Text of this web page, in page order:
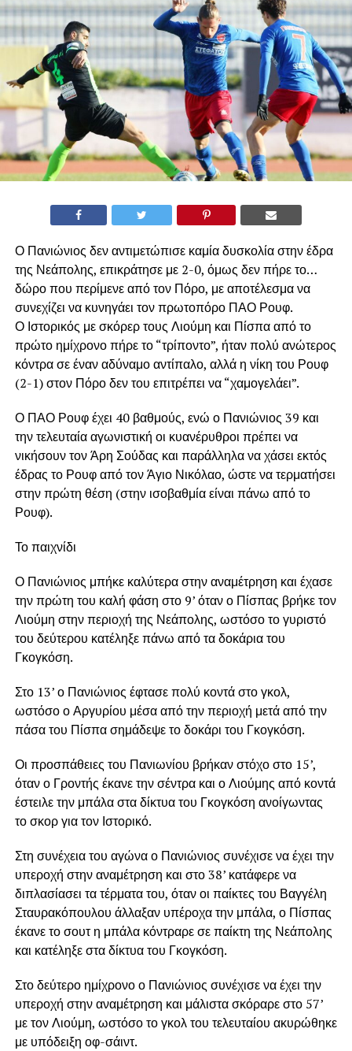
Ο Πανιώνιος δεν αντιμετώπισε καμία δυσκολία στην έδρα
της Νεάπολης, επικράτησε με 2-0, όμως δεν πήρε το…
δώρο που περίμενε από τον Πόρο, με αποτέλεσμα να
συνεχίζει να κυνηγάει τον πρωτοπόρο ΠΑΟ Ρουφ.
Ο Ιστορικός με σκόρερ τους Λιούμη και Πίσπα από το
πρώτο ημίχρονο πήρε το “τρίποντο”, ήταν πολύ ανώτερος
κόντρα σε έναν αδύναμο αντίπαλο, αλλά η νίκη του Ρουφ
(2-1) στον Πόρο δεν του επιτρέπει να “χαμογελάει”.
Ο ΠΑΟ Ρουφ έχει 40 βαθμούς, ενώ ο Πανιώνιος 39 και
την τελευταία αγωνιστική οι κυανέρυθροι πρέπει να
νικήσουν τον Άρη Σούδας και παράλληλα να χάσει εκτός
έδρας το Ρουφ από τον Άγιο Νικόλαο, ώστε να τερματήσει
στην πρώτη θέση (στην ισοβαθμία είναι πάνω από το
Ρουφ).
Το παιχνίδι
Ο Πανιώνιος μπήκε καλύτερα στην αναμέτρηση και έχασε
την πρώτη του καλή φάση στο 9’ όταν ο Πίσπας βρήκε τον
Λιούμη στην περιοχή της Νεάπολης, ωστόσο το γυριστό
του δεύτερου κατέληξε πάνω από τα δοκάρια του
Γκογκόση.
Στο 13’ ο Πανιώνιος έφτασε πολύ κοντά στο γκολ,
ωστόσο ο Αργυρίου μέσα από την περιοχή μετά από την
πάσα του Πίσπα σημάδεψε το δοκάρι του Γκογκόση.
Οι προσπάθειες του Πανιωνίου βρήκαν στόχο στο 15’,
όταν ο Γροντής έκανε την σέντρα και ο Λιούμης από κοντά
έστειλε την μπάλα στα δίκτυα του Γκογκόση ανοίγωντας
το σκορ για τον Ιστορικό.
Στη συνέχεια του αγώνα ο Πανιώνιος συνέχισε να έχει την
υπεροχή στην αναμέτρηση και στο 38’ κατάφερε να
διπλασίασει τα τέρματα του, όταν οι παίκτες του Βαγγέλη
Σταυρακόπουλου άλλαξαν υπέροχα την μπάλα, ο Πίσπας
έκανε το σουτ η μπάλα κόντραρε σε παίκτη της Νεάπολης
και κατέληξε στα δίκτυα του Γκογκόση.
Στο δεύτερο ημίχρονο ο Πανιώνιος συνέχισε να έχει την
υπεροχή στην αναμέτρηση και μάλιστα σκόραρε στο 57’
με τον Λιούμη, ωστόσο το γκολ του τελευταίου ακυρώθηκε
με υπόδειξη οφ-σάιντ.